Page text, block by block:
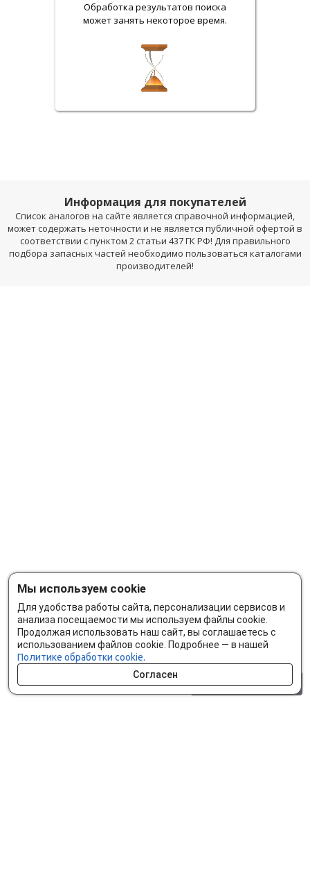
Обработка результатов поиска
может занять некоторое время.
Информация для покупателей
Список аналогов на сайте является справочной информацией,
может содержать неточности и не является публичной офертой в
соответствии с пунктом 2 статьи 437 ГК РФ! Для правильного
подбора запасных частей необходимо пользоваться каталогами
производителей!
Мы используем cookie
Для удобства работы сайта, персонализации сервисов и
анализа посещаемости мы используем файлы cookie.
Продолжая использовать наш сайт, вы соглашаетесь с
использованием файлов cookie. Подробнее — в нашей
Политике обработки cookie.
Согласен